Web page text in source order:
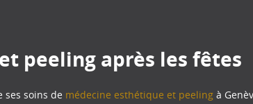
peeling après les fêtes
ses soins de médecine esthétique et peeling à